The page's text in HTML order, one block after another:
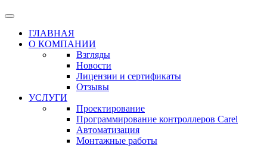
ГЛАВНАЯ
О КОМПАНИИ
Взгляды
Новости
Лицензии и сертификаты
Отзывы
УСЛУГИ
Проектирование
Программирование контроллеров Carel
Автоматизация
Монтажные работы